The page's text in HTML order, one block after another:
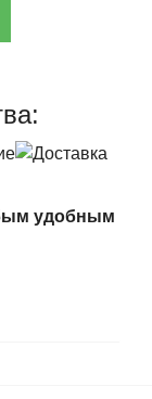
удобным